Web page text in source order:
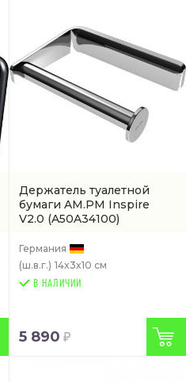
Держатель туалетной
бумаги AM.PM Inspire
V2.0 (A50A34100)
Германия
(ш.в.г.) 14x3x10 см
В НАЛИЧИИ
5 890